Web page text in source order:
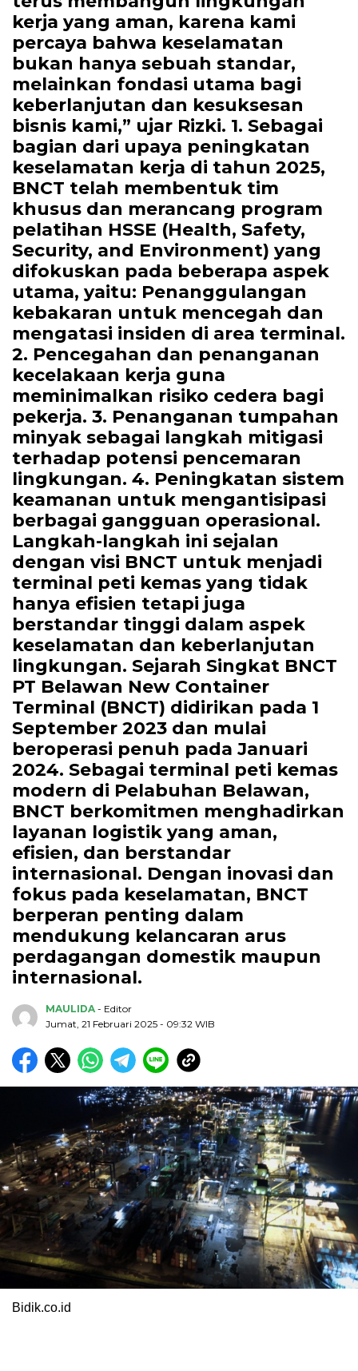
kerja yang aman, karena kami
percaya bahwa keselamatan
bukan hanya sebuah standar,
melainkan fondasi utama bagi
keberlanjutan dan kesuksesan
bisnis kami,” ujar Rizki. 1. Sebagai
bagian dari upaya peningkatan
keselamatan kerja di tahun 2025,
BNCT telah membentuk tim
khusus dan merancang program
pelatihan HSSE (Health, Safety,
Security, and Environment) yang
difokuskan pada beberapa aspek
utama, yaitu: Penanggulangan
kebakaran untuk mencegah dan
mengatasi insiden di area terminal.
2. Pencegahan dan penanganan
kecelakaan kerja guna
meminimalkan risiko cedera bagi
pekerja. 3. Penanganan tumpahan
minyak sebagai langkah mitigasi
terhadap potensi pencemaran
lingkungan. 4. Peningkatan sistem
keamanan untuk mengantisipasi
berbagai gangguan operasional.
Langkah-langkah ini sejalan
dengan visi BNCT untuk menjadi
terminal peti kemas yang tidak
hanya efisien tetapi juga
berstandar tinggi dalam aspek
keselamatan dan keberlanjutan
lingkungan. Sejarah Singkat BNCT
PT Belawan New Container
Terminal (BNCT) didirikan pada 1
September 2023 dan mulai
beroperasi penuh pada Januari
2024. Sebagai terminal peti kemas
modern di Pelabuhan Belawan,
BNCT berkomitmen menghadirkan
layanan logistik yang aman,
efisien, dan berstandar
internasional. Dengan inovasi dan
fokus pada keselamatan, BNCT
berperan penting dalam
mendukung kelancaran arus
perdagangan domestik maupun
internasional.
MAULIDA - Editor
Jumat, 21 Februari 2025 - 09:32 WIB
Bidik.co.id